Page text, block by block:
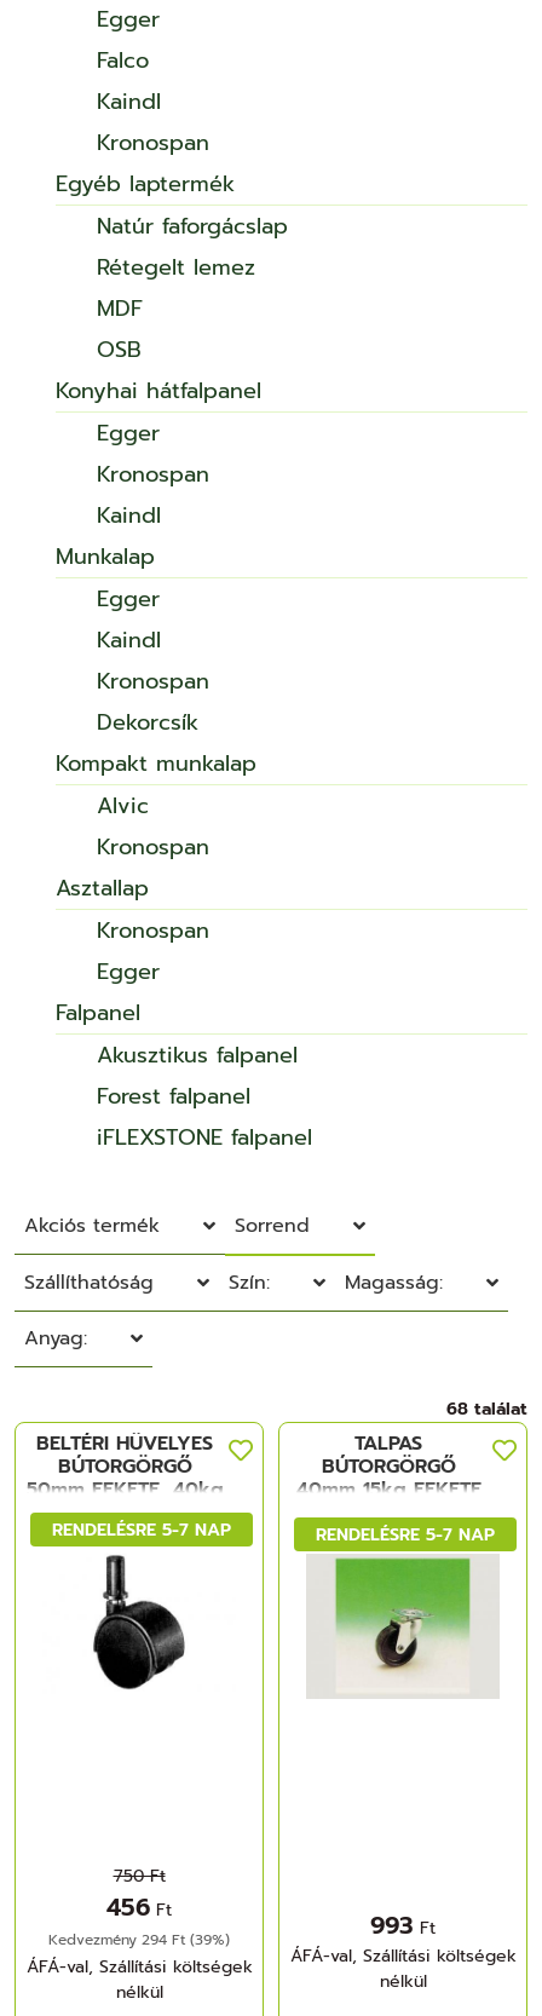
Egger
Falco
Kaindl
Kronospan
Egyéb laptermék
Natúr faforgácslap
Rétegelt lemez
MDF
OSB
Konyhai hátfalpanel
Egger
Kronospan
Kaindl
Munkalap
Egger
Kaindl
Kronospan
Dekorcsík
Kompakt munkalap
Alvic
Kronospan
Asztallap
Kronospan
Egger
Falpanel
Akusztikus falpanel
Forest falpanel
iFLEXSTONE falpanel
Akciós termék
Sorrend
Szállíthatóság
Szín:
Magasság:
Anyag:
68 találat
RENDELÉSRE 5-7 NAP
BELTÉRI HÜVELYES
BÚTORGÖRGŐ
50mm FEKETE, 40kg
FÉM-MÜANYAG
750 Ft
456 Ft
Kedvezmény 294 Ft (39%)
ÁFÁ-val, Szállítási költségek
nélkül
RENDELÉSRE 5-7 NAP
TALPAS
BÚTORGÖRGŐ
40mm 15kg FEKETE
FÉM-MÜANYAG
993 Ft
ÁFÁ-val, Szállítási költségek
nélkül